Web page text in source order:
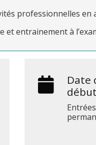
professionnelles en
et entrainement à
Date
début
Entrées